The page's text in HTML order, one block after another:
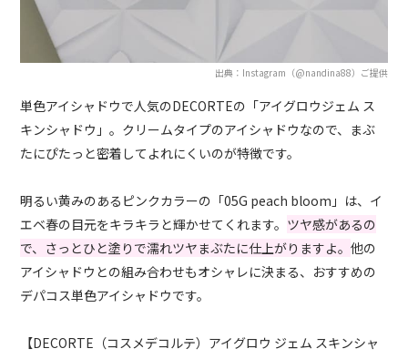
出典：Instagram（@nandina88）ご提供
単色アイシャドウで人気のDECORTEの「アイグロウジェム ス
キンシャドウ」。クリームタイプのアイシャドウなので、まぶ
たにぴたっと密着してよれにくいのが特徴です。
明るい黄みのあるピンクカラーの「05G peach bloom」は、イ
エベ春の目元をキラキラと輝かせてくれます。 ツヤ感があるの
で、さっとひと塗りで濡れツヤまぶたに仕上がりますよ。他の
アイシャドウとの組み合わせもオシャレに決まる、おすすめの
デパコス単色アイシャドウです。
【DECORTE（コスメデコルテ）アイグロウ ジェム スキンシャ